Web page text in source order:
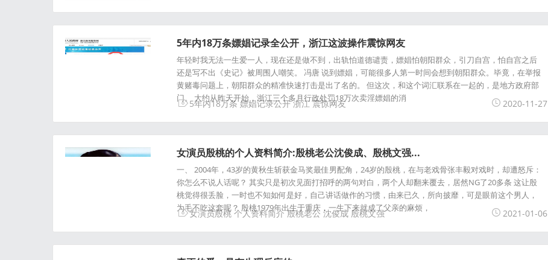
5年内18万条嫖娼记录全公开，浙江这波操作震惊网友
年轻时我无法一生爱一人，现在还是做不到，出轨怕道德谴责，嫖娼怕朝阳群众，引刀自宫，怕自宫之后
还是写不出《史记》被周围人嘲笑。 冯唐 说到嫖娼，可能很多人第一时间会想到朝阳群众。毕竟，在举报
黄赌毒问题上，朝阳群众的精准快速打击是出了名的。 但这次，和这个词汇联系在一起的，是地方政府部
门。 大约从昨天开始，浙江三个多月行政处罚18万次卖淫嫖娼的消
5年内18万条 嫖娼记录公开 浙江 震惊网友 2020-11-27
女演员殷桃的个人资料简介:殷桃老公沈俊成、殷桃文强...
一、 2004年，43岁的黄秋生斩获金马奖最佳男配角，24岁的殷桃，在与老戏骨张丰毅对戏时，却遭怒斥：
你怎么不说人话呢？ 其实只是初次见面打招呼的两句对白，两个人却翻来覆去，居然NG了20多条 这让殷
桃觉得很丢脸，一时也不知如何是好，自己讲话做作的习惯，由来已久，所向披靡，可是眼前这个男人，
为毛不吃这套呢？ 殷桃1979年出生于重庆，一生下来就成了父亲的麻烦，
女演员殷桃 个人资料简介 殷桃老公 沈俊成 殷桃文强 2021-01-06